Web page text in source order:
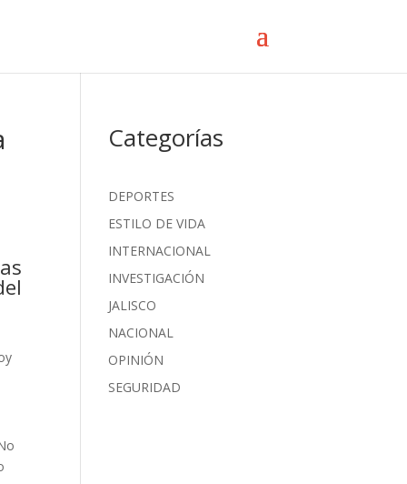
Categorías
DEPORTES
ESTILO DE VIDA
INTERNACIONAL
INVESTIGACIÓN
JALISCO
NACIONAL
OPINIÓN
SEGURIDAD